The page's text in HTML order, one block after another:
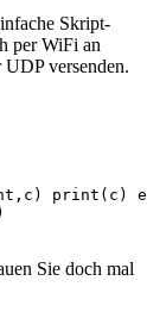
Skript-
per WiFi an
versenden.
print(c)
Sie doch mal